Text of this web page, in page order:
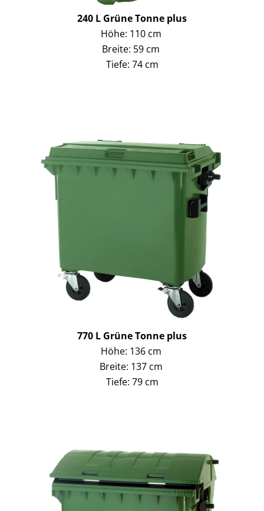
240 L Grüne Tonne plus
Höhe: 110 cm
Breite: 59 cm
Tiefe: 74 cm
770 L Grüne Tonne plus
Höhe: 136 cm
Breite: 137 cm
Tiefe: 79 cm